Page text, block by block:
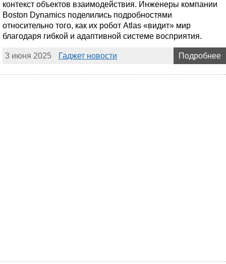
контекст объектов взаимодействия. Инженеры компании
Boston Dynamics поделились подробностями
относительно того, как их робот Atlas «видит» мир
благодаря гибкой и адаптивной системе восприятия.
3 июня 2025 Гаджет новости Подробнее